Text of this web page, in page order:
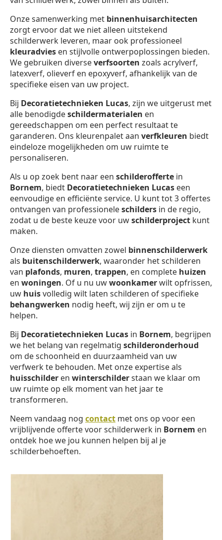
Onze samenwerking met binnenhuisarchitecten
zorgt ervoor dat we niet alleen uitstekend
schilderwerk leveren, maar ook professioneel
kleuradvies en stijlvolle ontwerpoplossingen bieden.
We gebruiken diverseverfsoorten zoals acrylverf,
latexverf, olieverf en epoxyverf, afhankelijk van de
specifieke eisen van uw project.
Bij Decoratietechnieken Lucas, zijn we uitgerust met
alle benodigdeschildermaterialen en
gereedschappen om een perfect resultaat te
garanderen. Ons kleurenpalet aan verfkleuren biedt
eindeloze mogelijkheden om uw ruimte te
personaliseren.
Als u op zoek bent naar een schilderofferte in
Bornem, biedt Decoratietechnieken Lucas een
eenvoudige en efficiënte service. U kunt tot 3 offertes
ontvangen van professioneleschilders in de regio,
zodat u de beste keuze voor uwschilderproject kunt
maken.
Onze diensten omvatten zowel binnenschilderwerk
als buitenschilderwerk, waaronder het schilderen
van plafonds, muren, trappen, en complete huizen
en woningen. Of u nu uwwoonkamerwilt opfrissen,
uw huisvolledig wilt laten schilderen of specifieke
behangwerken nodig heeft, wij zijn er om u te
helpen.
Bij Decoratietechnieken Lucas in Bornem, begrijpen
we het belang van regelmatig schilderonderhoud
om de schoonheid en duurzaamheid van uw
verfwerk te behouden. Met onze expertise als
huisschilder en winterschilderstaan we klaar om
uw ruimte op elk moment van het jaar te
transformeren.
Neem vandaag nog contact met ons op voor een
vrijblijvende offerte voor schilderwerk in Bornem en
ontdek hoe we jou kunnen helpen bij al je
schilderbehoeften.